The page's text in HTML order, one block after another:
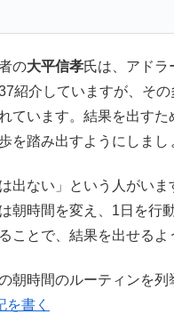
の大平信孝氏は、アド
紹介していますが、そ
ています。結果を出す
を踏み出すようにしまし
は出ない」という人がい
朝時間を変え、1日を行
ことで、結果を出せるよ
朝時間のルーティンを列
を書く